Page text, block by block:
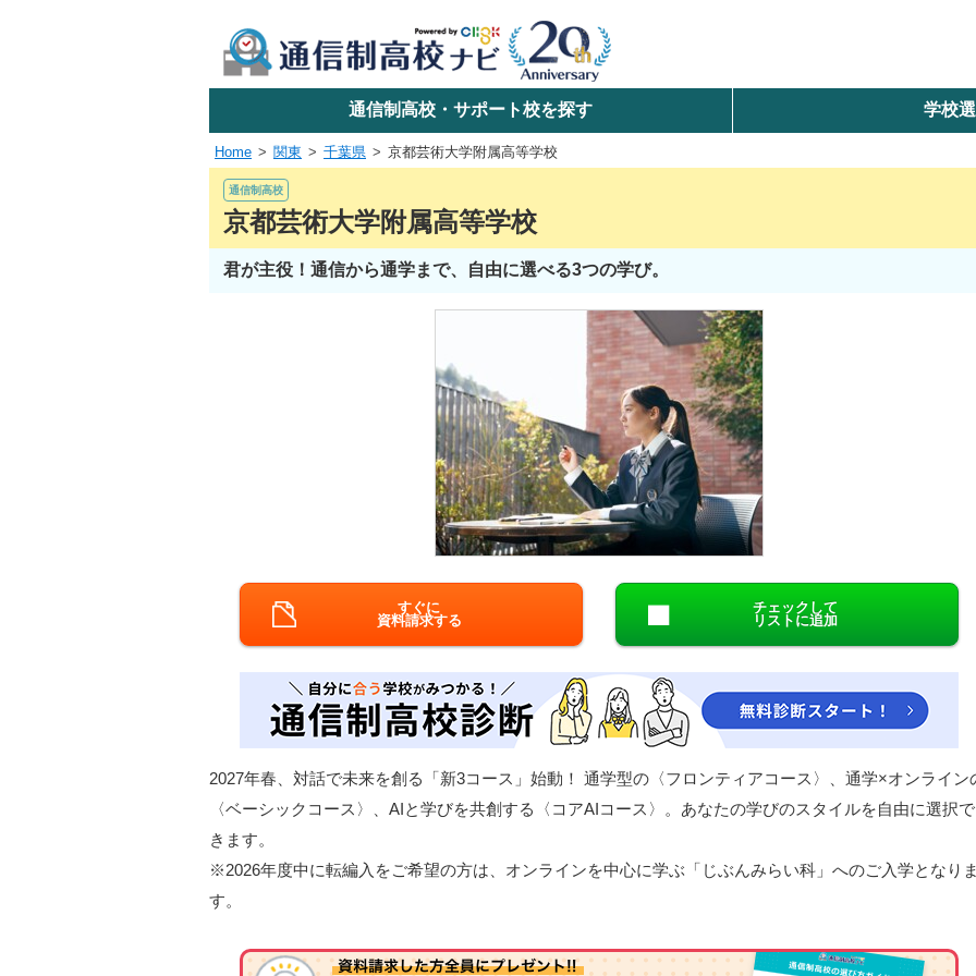
学校名で探す
検索
北陸・甲信越
中国
九州・沖縄
閉じる
通信制高校・サポート校を探す 学校
Home 関東 千葉県 京都芸術大学附属高等学校
通信制高校
京都芸術大学附属高等学校
君が主役！通信から通学まで、自由に選べる3つの学び。
すぐに
資料請求する
チェックして
リストに追加
2027年春、対話で未来を創る「新3コース」始動！ 通学型の〈フロンティアコース〉、通学×オンライン
〈ベーシックコース〉、AIと学びを共創する〈コアAIコース〉。あなたの学びのスタイルを自由に選択で
きます。
※2026年度中に転編入をご希望の方は、オンラインを中心に学ぶ「じぶんみらい科」へのご入学となり
す。